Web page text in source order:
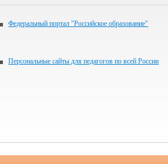
Федеральный портал "Российское образование"
Персональные сайты для педагогов по всей России